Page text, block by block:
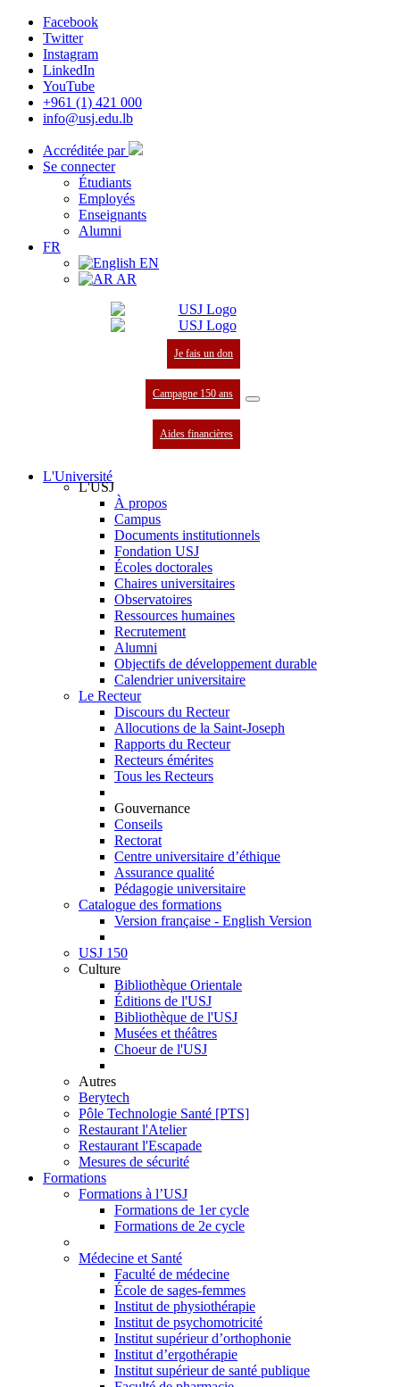
Facebook
Twitter
Instagram
LinkedIn
YouTube
+961 (1) 421 000
info@usj.edu.lb
Accréditée par
Se connecter
Étudiants
Employés
Enseignants
Alumni
FR
EN
AR
Je fais un don
Campagne 150 ans
Aides financières
L'Université
L'USJ
À propos
Campus
Documents institutionnels
Fondation USJ
Écoles doctorales
Chaires universitaires
Observatoires
Ressources humaines
Recrutement
Alumni
Objectifs de développement durable
Calendrier universitaire
Le Recteur
Discours du Recteur
Allocutions de la Saint-Joseph
Rapports du Recteur
Recteurs émérites
Tous les Recteurs
Gouvernance
Conseils
Rectorat
Centre universitaire d’éthique
Assurance qualité
Pédagogie universitaire
Catalogue des formations
Version française - English Version
USJ 150
Culture
Bibliothèque Orientale
Éditions de l'USJ
Bibliothèque de l'USJ
Musées et théâtres
Choeur de l'USJ
Autres
Berytech
Pôle Technologie Santé [PTS]
Restaurant l'Atelier
Restaurant l'Escapade
Mesures de sécurité
Formations
Formations à l’USJ
Formations de 1er cycle
Formations de 2e cycle
Médecine et Santé
Faculté de médecine
École de sages-femmes
Institut de physiothérapie
Institut de psychomotricité
Institut supérieur d’orthophonie
Institut d’ergothérapie
Institut supérieur de santé publique